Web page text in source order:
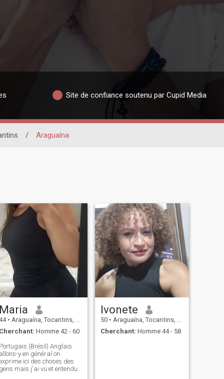
Site de confiance soutenu par Cupid Media
/ Araguaína
Maria
• Araguaína, Tocantins, Brésil
Cherchant: Homme 42 - 60
Portugais (Brésil) Anglais
allons-y en général on
ici des choses des
gens mais j'ai vu et entendu
Ivonete
50 • Araguaína, Tocantins, Brésil
Cherchant: Homme 44 - 58